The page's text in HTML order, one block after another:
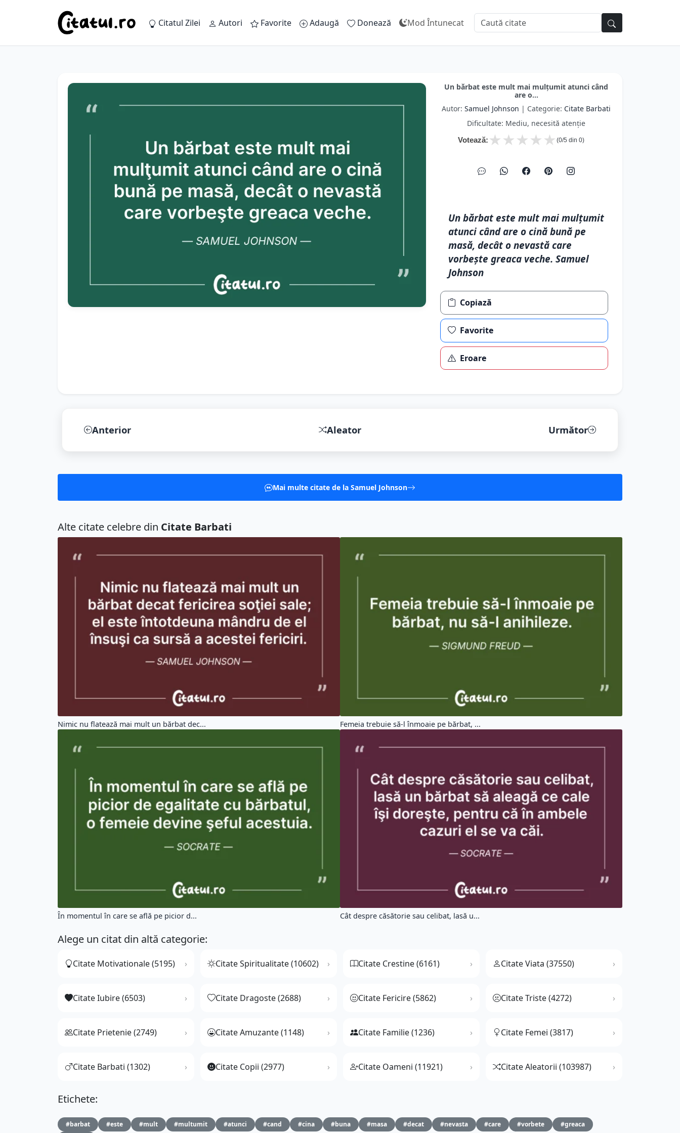
Citatul Zilei Autori Favorite Adaugă Donează Mod Întunecat
Un bărbat este mult mai mulţumit atunci când
are o...
Autor: Samuel Johnson | Categorie: Citate Barbati
Dificultate: Mediu, necesită atenție
Votează: ★
★
★
★
★ (0/5 din 0)
Un bărbat este mult mai mulţumit
atunci când are o cină bună pe
masă, decât o nevastă care
vorbeşte greaca veche. Samuel
Johnson
Copiază
Favorite
Eroare
Anterior Aleator Următor
Mai multe citate de la Samuel Johnson
Alte citate celebre din Citate Barbati
Nimic nu flatează mai mult un bărbat dec... Femeia trebuie să-l înmoaie pe bărbat, ...
În momentul în care se află pe picior d... Cât despre căsătorie sau celibat, lasă u...
Alege un citat din altă categorie:
Citate Motivationale (5195) Citate Spiritualitate (10602) Citate Crestine (6161) Citate Viata (37550)
Citate Iubire (6503) Citate Dragoste (2688) Citate Fericire (5862) Citate Triste (4272)
Citate Prietenie (2749) Citate Amuzante (1148) Citate Familie (1236) Citate Femei (3817)
Citate Barbati (1302) Citate Copii (2977) Citate Oameni (11921) Citate Aleatorii (103987)
Etichete:
#barbat #este #mult #multumit #atunci #cand #cina #buna #masa #decat #nevasta #care #vorbete #greaca